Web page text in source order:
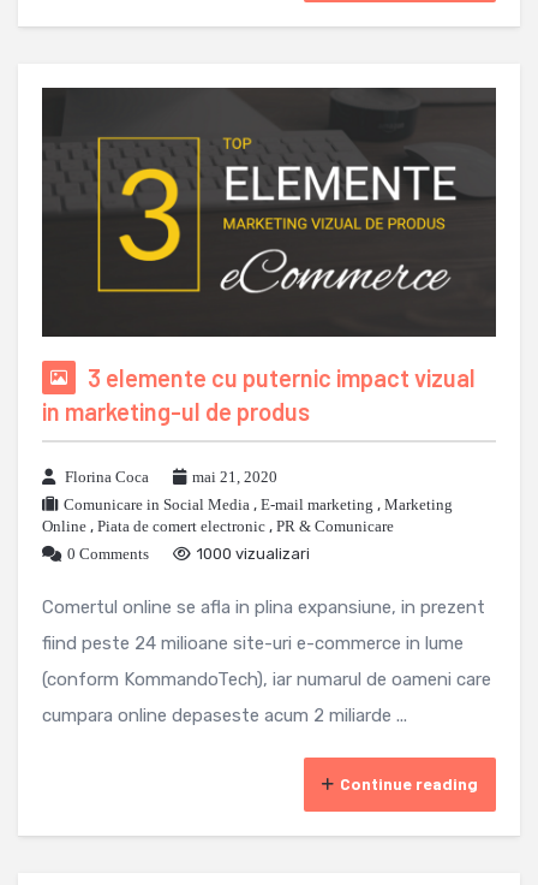
3 elemente cu puternic impact vizual
in marketing-ul de produs
Florina Coca
mai 21, 2020
Comunicare in Social Media , E-mail marketing , Marketing
Online , Piata de comert electronic , PR & Comunicare
0 Comments
1000 vizualizari
Comertul online se afla in plina expansiune, in prezent
fiind peste 24 milioane site-uri e-commerce in lume
(conform KommandoTech), iar numarul de oameni care
cumpara online depaseste acum 2 miliarde ...
Continue reading